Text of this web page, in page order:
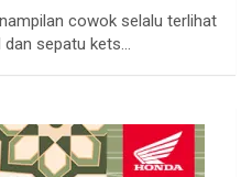
cowok selalu terlihat
dan sepatu kets…